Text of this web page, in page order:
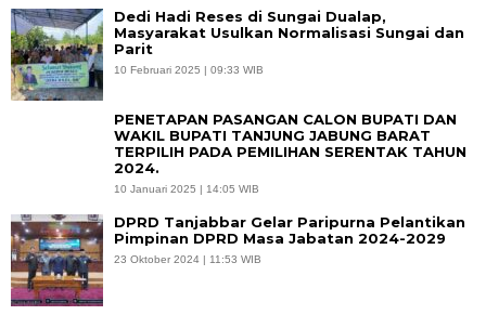
Dedi Hadi Reses di Sungai Dualap,
Masyarakat Usulkan Normalisasi Sungai dan
Parit
10 Februari 2025 | 09:33 WIB
PENETAPAN PASANGAN CALON BUPATI DAN
WAKIL BUPATI TANJUNG JABUNG BARAT
TERPILIH PADA PEMILIHAN SERENTAK TAHUN
2024.
10 Januari 2025 | 14:05 WIB
DPRD Tanjabbar Gelar Paripurna Pelantikan
Pimpinan DPRD Masa Jabatan 2024-2029
23 Oktober 2024 | 11:53 WIB